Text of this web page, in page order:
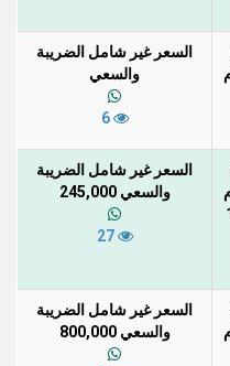
السعر غير شامل الضريبة
والسعي
6
السعر غير شامل الضريبة
والسعي 245,000
27
السعر غير شامل الضريبة
والسعي 800,000